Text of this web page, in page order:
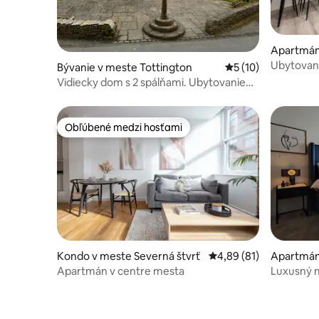
Bývanie v meste Tottington Priemerné
5 (10)
Vidiecky dom s 2 spálňami. Ubytovanie
m Hill
Obľúbené medzi hosťami
Obľúbené medzi hosťami
Kondo v meste Severná štvrť Priemerné
4,89 (81)
Apartmán v centre mesta
vrť
Luxusný